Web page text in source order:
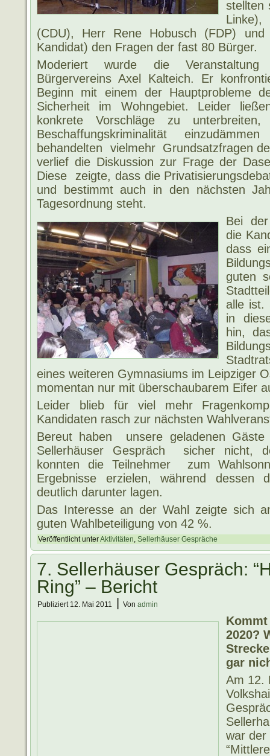
stellten
(CDU), Herr Rene Hobusch (FDP)
Kandidat) den Fragen der fast 80 Bürger.
Moderiert wurde die
Bürgervereins Axel Kalteich. Er
Beginn mit einem der Hauptprobleme
Sicherheit im Wohngebiet. Leider
konkrete Vorschläge zu
Beschaffungskriminalität
behandelten vielmehr Grundsatzfragen
verlief die Diskussion zur Frage der
Diese zeigte, dass die
und bestimmt auch in den nächsten
Tagesordnung steht.
Bei
die
dass
guten
alle ist.
in
hin,
eines weiteren Gymnasiums im Leipziger
momentan nur mit überschaubarem Eifer
Leider blieb für viel mehr
Kandidaten rasch zur nächsten
Bereut haben unsere geladenen
Sellerhäuser Gespräch sicher nicht,
konnten die Teilnehmer zum
Ergebnisse erzielen, während dessen
deutlich darunter lagen.
Das Interesse an der Wahl zeigte sich
guten Wahlbeteiligung von 42 %.
Veröffentlicht unterAktivitäten, Sellerhäuser Gespräche
7. Sellerhäuser Gespräch:
Ring” – Bericht
Publiziert 12. Mai 2011 Von admin
Kommt
2020?
gar
Am 12.
war der